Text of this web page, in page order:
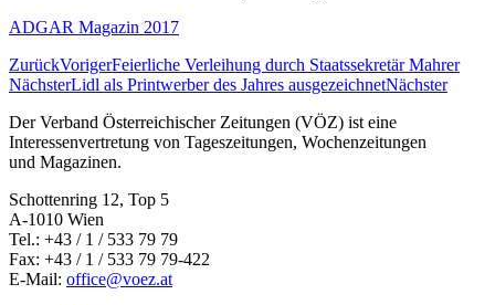
ADGAR Magazin 2017
ZurückVorigerFeierliche Verleihung durch Staatssekretär Mahrer
NächsterLidl als Printwerber des Jahres ausgezeichnetNächster
Der Verband Österreichischer Zeitungen (VÖZ) ist eine
Interessenvertretung von Tageszeitungen, Wochenzeitungen
und Magazinen.
Schottenring 12, Top 5
A-1010 Wien
Tel.: +43 / 1 / 533 79 79
Fax: +43 / 1 / 533 79 79-422
E-Mail: office@voez.at